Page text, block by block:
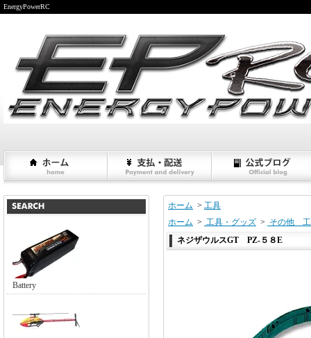
EnergyPowerRC
Battery
ホーム > 工具
ホーム > 工具・グッズ > その他
ネジザウルスGT PZ-５８E